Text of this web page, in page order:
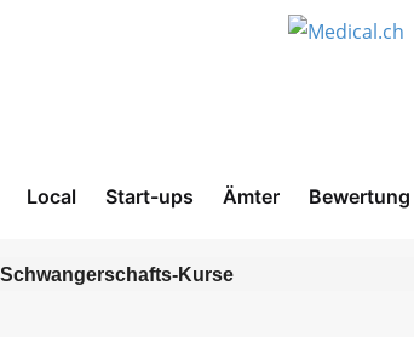
Local Start-ups Ämter Bewertung
Kurse